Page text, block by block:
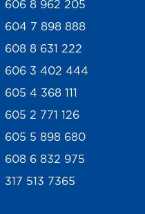
606 8 962 205
604 7 898 888
608 8 631 222
606 3 402 444
605 4 368 111
605 2 771 126
605 5 898 680
608 6 832 975
317 513 7365